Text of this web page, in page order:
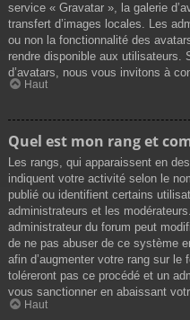
service « Gravatar », la galerie
transfert d’images locales. Les
ou non la fonctionnalité des
rendre disponible aux utilisateurs.
d’avatars, nous vous invitons à
Haut
Quel est mon rang et
Les rangs, qui apparaissent en
indiquent votre activité selon le
publié ou identifient certains
administrateurs et les
administrateur du forum peut
de ne pas abuser de ce système
afin d’augmenter votre rang sur
toléreront pas ce procédé et un
vous sanctionner en abaissant
Haut